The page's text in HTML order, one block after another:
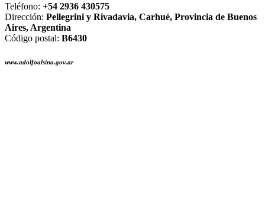
Teléfono: +54 2936 430575
Dirección: Pellegrini y Rivadavia, Carhué, Provincia de Buenos
Aires, Argentina
Código postal: B6430
www.adolfoalsina.gov.ar